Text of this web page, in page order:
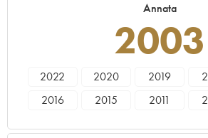
Annata
2003
2022 2020 2019
2016
2015 2011